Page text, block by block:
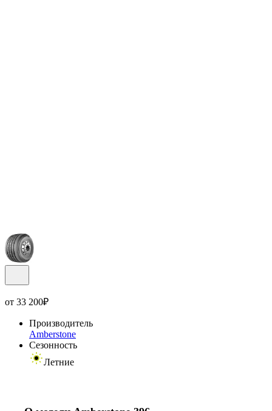
от 33 200₽
Производитель
Amberstone
Сезонность
Летние